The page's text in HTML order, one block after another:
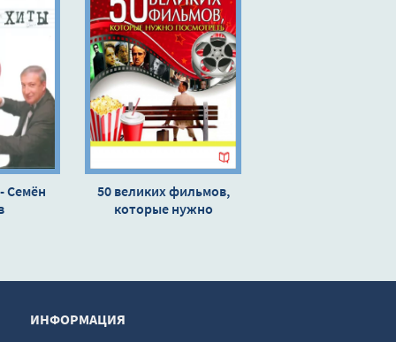
Семён
50 великих фильмов,
которые нужно
ИНФОРМАЦИЯ